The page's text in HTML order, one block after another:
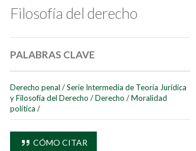
Filosofía del derecho
PALABRAS CLAVE
Derecho penal / Serie Intermedia de Teoría Jurídica
y Filosofía del Derecho / Derecho / Moralidad
política /
CÓMO CITAR